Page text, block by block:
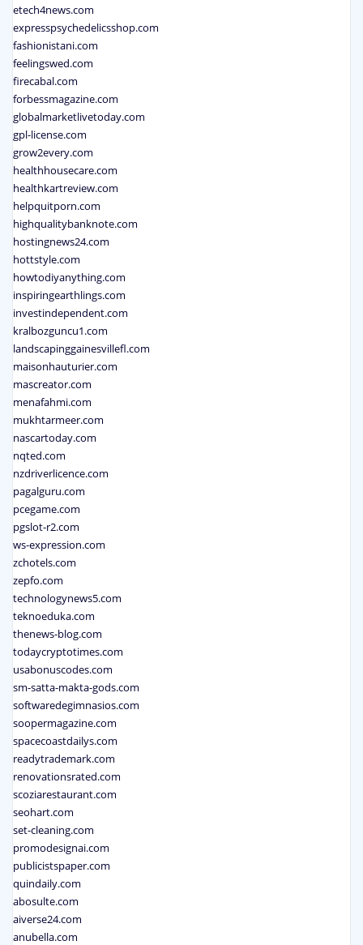
etech4news.com
expresspsychedelicsshop.com
fashionistani.com
feelingswed.com
firecabal.com
forbessmagazine.com
globalmarketlivetoday.com
gpl-license.com
grow2every.com
healthhousecare.com
healthkartreview.com
helpquitporn.com
highqualitybanknote.com
hostingnews24.com
hottstyle.com
howtodiyanything.com
inspiringearthlings.com
investindependent.com
kralbozguncu1.com
landscapinggainesvillefl.com
maisonhauturier.com
mascreator.com
menafahmi.com
mukhtarmeer.com
nascartoday.com
nqted.com
nzdriverlicence.com
pagalguru.com
pcegame.com
pgslot-r2.com
ws-expression.com
zchotels.com
zepfo.com
technologynews5.com
teknoeduka.com
thenews-blog.com
todaycryptotimes.com
usabonuscodes.com
sm-satta-makta-gods.com
softwaredegimnasios.com
soopermagazine.com
spacecoastdailys.com
readytrademark.com
renovationsrated.com
scoziarestaurant.com
seohart.com
set-cleaning.com
promodesignai.com
publicistspaper.com
quindaily.com
abosulte.com
aiverse24.com
anubella.com